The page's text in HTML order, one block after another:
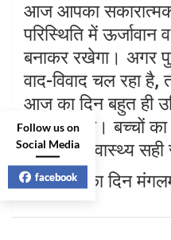
आज आपका सकारात्मक
परिस्थिति में
बनाकर रखेगा। अगर
वाद-विवाद चल रहा
आज का दिन बहुत ही
उतपन्न होगे। बच्चों
बनाएगा। स्वास्थ्य सही
🌷आपका दिन
Follow us on
Social Media
facebook